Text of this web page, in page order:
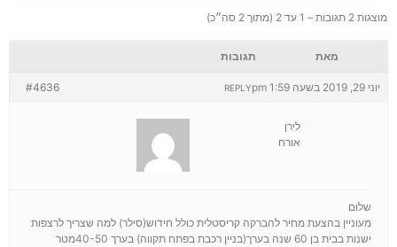
מוצגות 2 תגובות – 1 עד 2 (מתוך 2 סה״כ)
מאת תגובות
יוני 29, 2019 בשעה 1:59 pm #4636 REPLY
לירן
אורח
שלום
מעוניין בהצעת מחיר להברקה קריסטלית כולל חידוש(סילר) למה שצריך לרצפות
ישנות בבית בן 60 שנה בערך(בניין רכבת בפתח תקווה) בערך 40-50מטר